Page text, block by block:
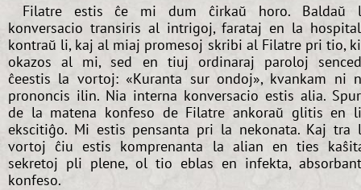
Filatre estis ĉe mi dum ĉirkaŭ horo. Baldaŭ
konversacio transiris al intrigoj, farataj en la
kontraŭ li, kaj al miaj promesoj skribi al Filatre pri tio,
okazos al mi, sed en tiuj ordinaraj paroloj
ĉeestis la vortoj: «Kuranta sur ondoj», kvankam ni
prononcis ilin. Nia interna konversacio estis alia.
de la matena konfeso de Filatre ankoraŭ glitis en
ekscitiĝo. Mi estis pensanta pri la nekonata. Kaj tra
vortoj ĉiu estis komprenanta la alian en ties
sekretoj pli plene, ol tio eblas en infekta,
konfeso.